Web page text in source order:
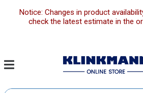
Notice: Changes in product
check the latest estimate in the